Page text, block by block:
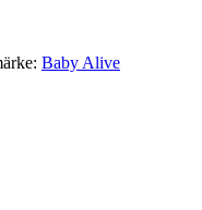
Baby Alive